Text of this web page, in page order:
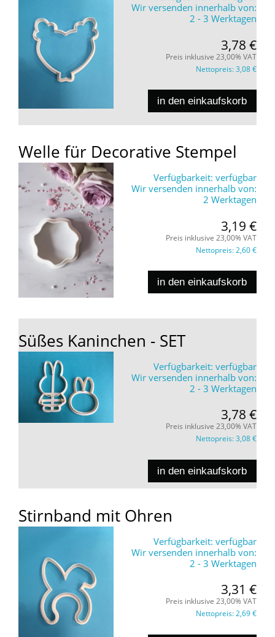
Wir versenden innerhalb von:
2 - 3 Werktagen
3,78 €
Preis inklusive 23,00% VAT
Nettopreis:3,08 €
in den einkaufskorb
Welle für Decorative Stempel
Verfügbarkeit: verfügbar
Wir versenden innerhalb von:
2 Werktagen
3,19 €
Preis inklusive 23,00% VAT
Nettopreis:2,60 €
in den einkaufskorb
Süßes Kaninchen - SET
Verfügbarkeit: verfügbar
Wir versenden innerhalb von:
2 - 3 Werktagen
3,78 €
Preis inklusive 23,00% VAT
Nettopreis:3,08 €
in den einkaufskorb
Stirnband mit Ohren
Verfügbarkeit: verfügbar
Wir versenden innerhalb von:
2 - 3 Werktagen
3,31 €
Preis inklusive 23,00% VAT
Nettopreis:2,69 €